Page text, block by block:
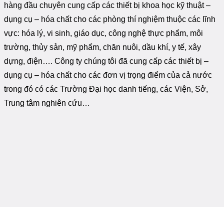
hàng đầu chuyên cung cấp các thiết bị khoa học kỹ thuật –
dụng cụ – hóa chất cho các phòng thí nghiệm thuộc các lĩnh
vực: hóa lý, vi sinh, giáo dục, công nghệ thực phẩm, môi
trường, thủy sản, mỹ phẩm, chăn nuôi, dầu khí, y tế, xây
dựng, điện…. Công ty chúng tôi đã cung cấp các thiết bị –
dụng cụ – hóa chất cho các đơn vị trọng điểm của cả nước
trong đó có các Trường Đại học danh tiếng, các Viện, Sở,
Trung tâm nghiên cứu…